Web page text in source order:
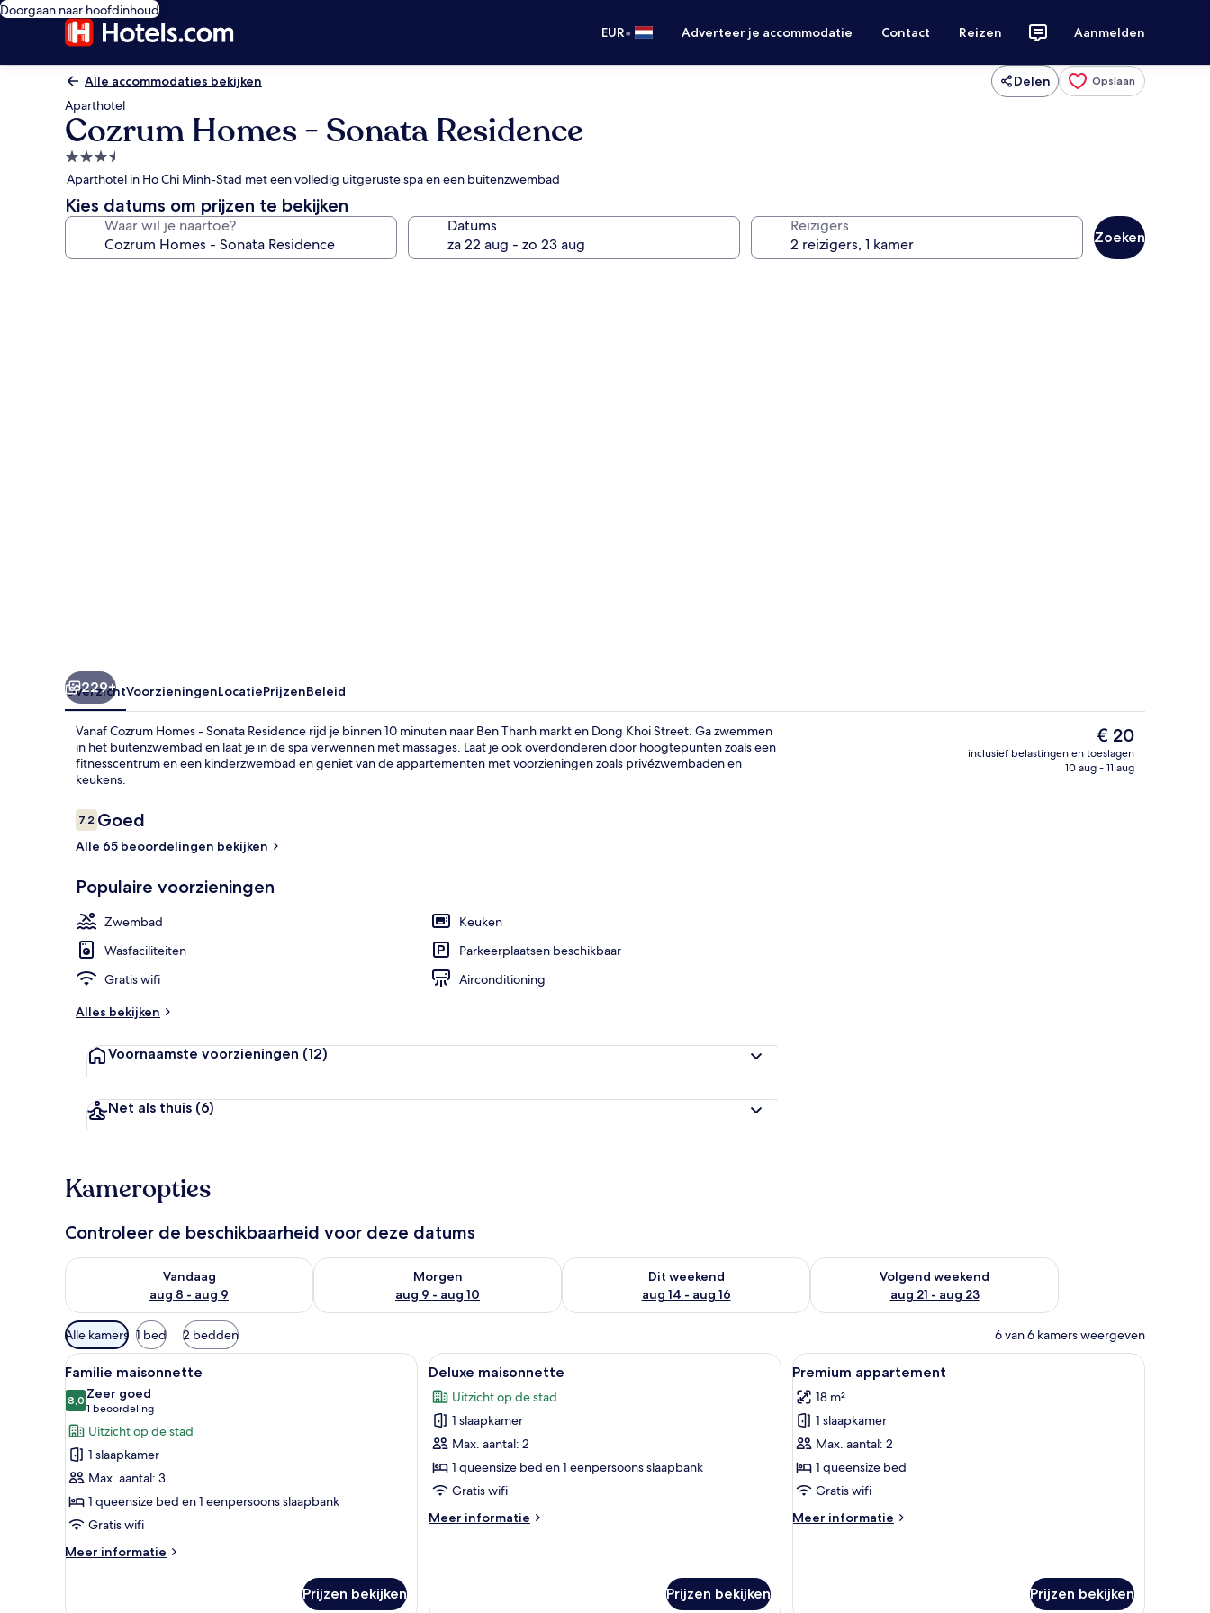
Doorgaan naar hoofdinhoud
EUR• Adverteer je accommodatie Contact Reizen Aanmelden
Alle accommodaties bekijken Delen Opslaan
Aparthotel
Cozrum Homes - Sonata Residence
3.5-
sterrenaccommodatie
Aparthotel in Ho Chi Minh-Stad met een volledig uitgeruste spa en een buitenzwembad
Kies datums om prijzen te bekijken
Waar wil je naartoe? Datums Reizigers
Zoeken
229+
OverzichtVoorzieningenLocatiePrijzenBeleid
Vanaf Cozrum Homes - Sonata Residence rijd je binnen 10 minuten naar Ben Thanh markt en Dong Khoi Street. Ga zwemmen
in het buitenzwembad en laat je in de spa verwennen met massages. Laat je ook overdonderen door hoogtepunten zoals een
fitnesscentrum en een kinderzwembad en geniet van de appartementen met voorzieningen zoals privézwembaden en
keukens.
Beoordelingen
7,27,2 op 10 –
Goed
Alle 65 beoordelingen bekijken
Populaire voorzieningen
Zwembad
Keuken
Wasfaciliteiten
Parkeerplaatsen beschikbaar
Gratis wifi
Airconditioning
Alles bekijken
Voornaamste voorzieningen (12)
Net als thuis (6)
De
huidige
prijs
€ 20
inclusief belastingen en toeslagen
10 aug - 11 aug
Kameropties
Controleer de beschikbaarheid voor deze datums
Vandaag
aug 8 - aug 9
De beschikbaarheid controleren voor vanavond aug 8 - aug 9
Morgen
aug 9 - aug 10
De beschikbaarheid controleren voor morgen aug 9 - aug 10
Dit weekend
aug 14 - aug 16
De beschikbaarheid controleren voor dit weekend aug 14 - aug 16
Volgend weekend
aug 21 - aug 23
De beschikbaarheid controleren voor volgend weekend aug
Beschikbare
filters
voor
kamers
Alle kamers 1 bed 2 bedden 6 van 6 kamers weergeven
Alle
foto's
voor
Familie
maisonnette
laden
Een slaapkamer met een bed, een kledingkast, een televisie en een raam met gordijnen.
18
Familie maisonnette
8,08,0 van 10
Zeer goed
1 beoordeling
(1
beoordeling)
Uitzicht op de stad
1 slaapkamer
Max. aantal: 3
1 queensize bed en 1 eenpersoons slaapbank
Gratis wifi
Meer informatie
Meer
Prijzen bekijken
Alle
foto's
voor
Deluxe
maisonnette
laden
Een slaapkamer met een bed, houten vloeren, een kledingkast en een raam met gordijnen.
17
Deluxe maisonnette
Uitzicht op de stad
1 slaapkamer
Max. aantal: 2
1 queensize bed en 1 eenpersoons slaapbank
Gratis wifi
Meer informatie
Meer
Prijzen bekijken
Alle
foto's
voor
Premium
appartement
laden
Een moderne hotelkamer met een groot
20
Premium appartement
18 m²
1 slaapkamer
Max. aantal: 2
1 queensize bed
Gratis wifi
Meer informatie
Meer
Prijzen bekijken